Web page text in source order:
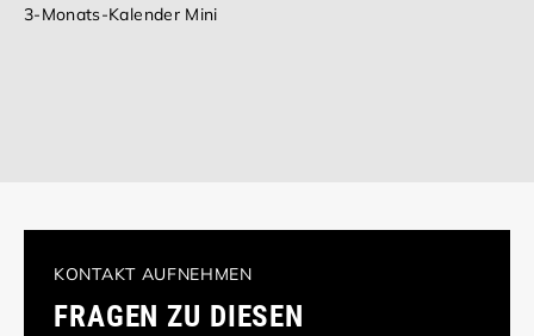
3-Monats-Kalender Mini
KONTAKT AUFNEHMEN
FRAGEN ZU DIESEN